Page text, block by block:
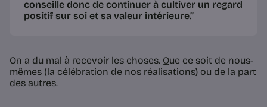
conseille donc de continuer à cultiver un regard
positif sur soi et sa valeur intérieure.”
On a du mal à recevoir les choses. Que ce soit de nous-
mêmes (la célébration de nos réalisations) ou de la part
des autres.